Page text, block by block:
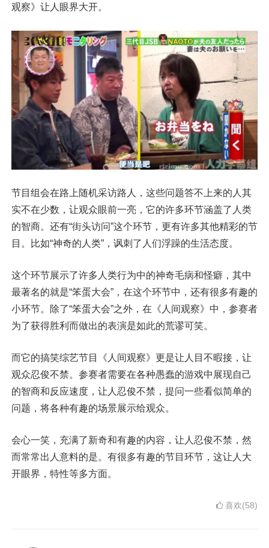
观察》让人眼界大开。
节目组会在路上随机采访路人，这些问题答不上来的人其
实不在少数，让观众眼前一亮，它的许多环节涵盖了人类
的智商。还有“街头访问”这个环节，更有许多其他精彩的节
目。比如“神奇的人类”，讽刺了人们浮躁的生活态度。
这个环节展示了许多人类行为中的神奇毛病和怪癖，其中
最著名的就是“笨蛋大会”，在这个环节中，还有很多有趣的
小环节。除了“笨蛋大会”之外，在《人间观察》中，参赛者
为了获得胜利而做出的表演是如此的荒谬可笑。
而它的搞笑综艺节目《人间观察》更是让人目不暇接，让
观众忍俊不禁。参赛者需要在各种愚蠢的游戏中展现自己
的智商和反应速度，让人忍俊不禁，提问一些看似简单的
问题，将各种有趣的场景展示给观众。
会心一笑，充满了新奇和有趣的内容，让人忍俊不禁，然
而常常出人意料的是。有很多有趣的节目环节，这让人大
开眼界，特性等多方面。
喜欢(58)